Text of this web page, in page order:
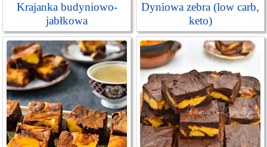
Krajanka budyniowo-
jabłkowa
Dyniowa zebra (low carb,
keto)